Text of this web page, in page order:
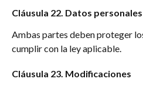
Cláusula 22. Datos
Ambas partes deben proteger
cumplir con la ley aplicable.
Cláusula 23. Modificaciones